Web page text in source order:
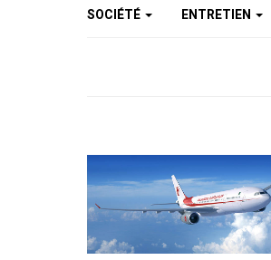
SOCIÉTÉ ENTRETIEN